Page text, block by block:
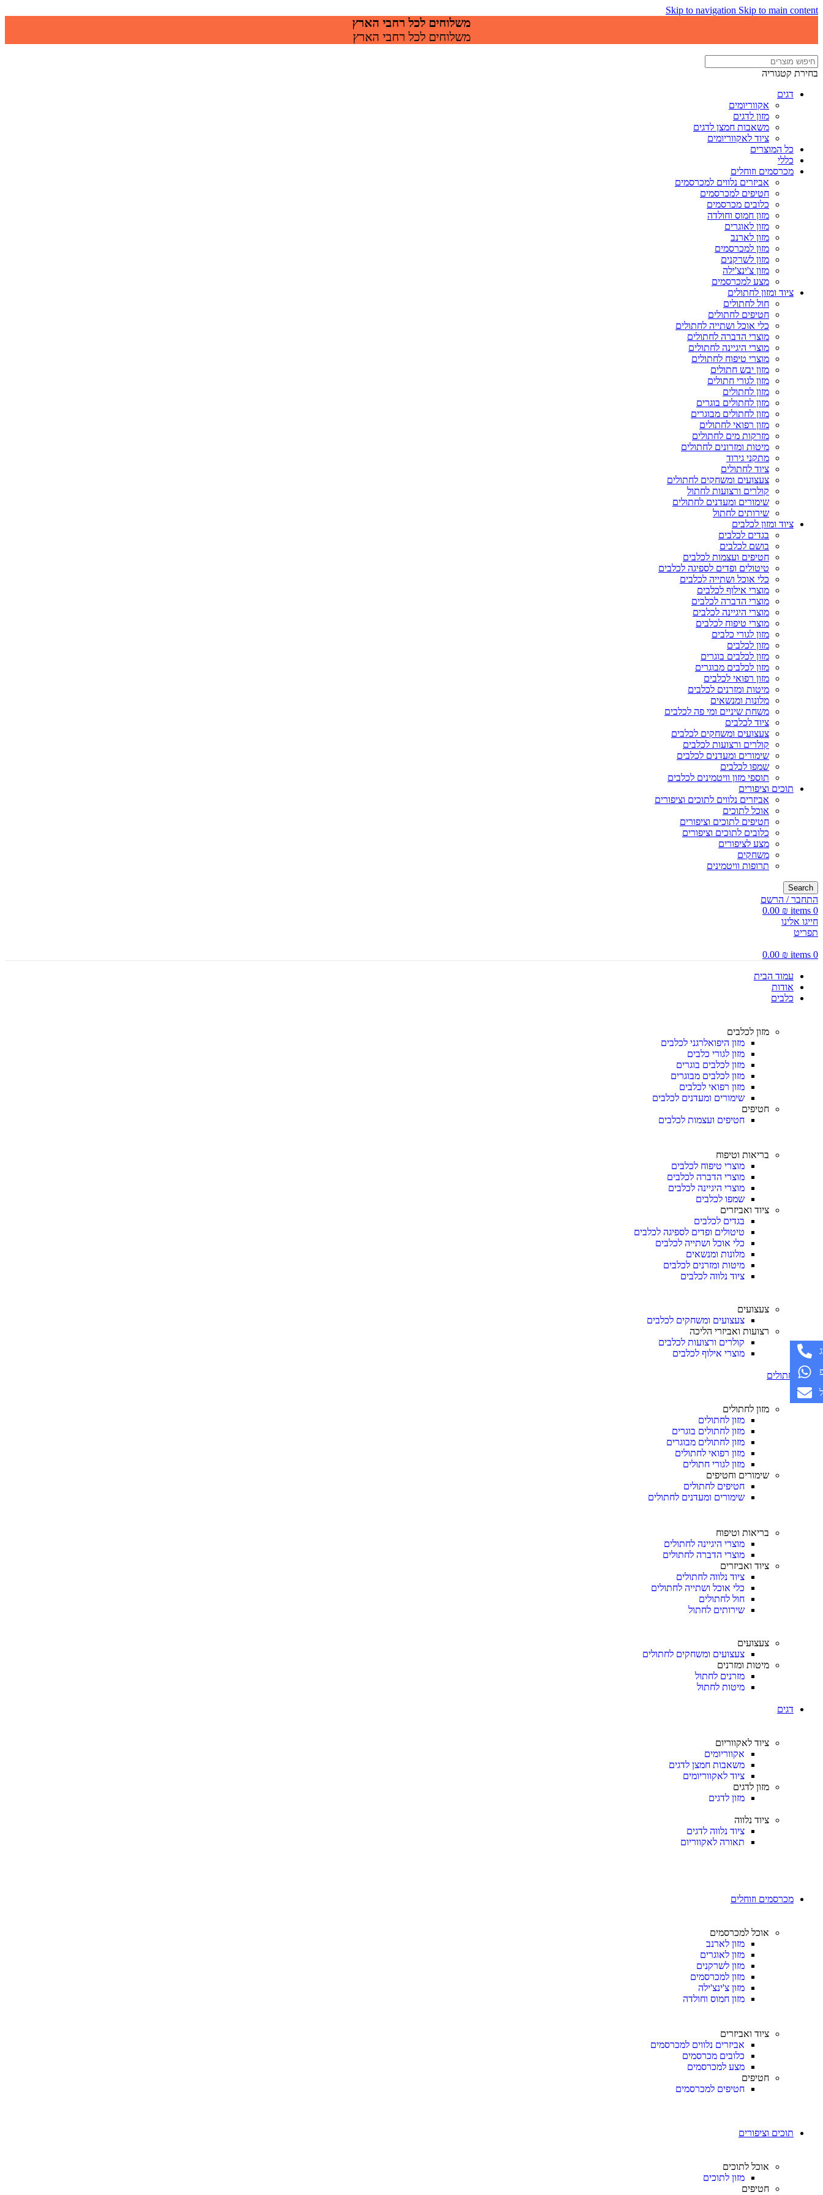
Skip to navigation Skip to main content
משלוחים לכל רחבי הארץ
משלוחים לכל רחבי הארץ
בחירת קטגוריה
דגים
אקווריומים
מזון לדגים
משאבות חמצן לדגים
ציוד לאקווריומים
כל המוצרים
כללי
מכרסמים וזוחלים
אביזרים נלווים למכרסמים
חטיפים למכרסמים
כלובים מכרסמים
מזון חמוס וחולדה
מזון לאוגרים
מזון לארנב
מזון למכרסמים
מזון לשרקנים
מזון צ'ינצ'ילה
מצע למכרסמים
ציוד ומזון לחתולים
חול לחתולים
חטיפים לחתולים
כלי אוכל ושתייה לחתולים
מוצרי הדברה לחתולים
מוצרי היגיינה לחתולים
מוצרי טיפוח לחתולים
מזון יבש חתולים
מזון לגורי חתולים
מזון לחתולים
מזון לחתולים בוגרים
מזון לחתולים מבוגרים
מזון רפואי לחתולים
מזרקות מים לחתולים
מיטות ומזרונים לחתולים
מתקני גירוד
ציוד לחתולים
צעצועים ומשחקים לחתולים
קולרים ורצועות לחתול
שימורים ומעדנים לחתולים
שירותים לחתול
ציוד ומזון לכלבים
בגדים לכלבים
בושם לכלבים
חטיפים ועצמות לכלבים
טיטולים ופדים לספיגה לכלבים
כלי אוכל ושתייה לכלבים
מוצרי אילוף לכלבים
מוצרי הדברה לכלבים
מוצרי היגיינה לכלבים
מוצרי טיפוח לכלבים
מזון לגורי כלבים
מזון לכלבים
מזון לכלבים בוגרים
מזון לכלבים מבוגרים
מזון רפואי לכלבים
מיטות ומזרנים לכלבים
מלונות ומנשאים
משחת שיניים ומי פה לכלבים
ציוד לכלבים
צעצועים ומשחקים לכלבים
קולרים ורצועות לכלבים
שימורים ומעדנים לכלבים
שמפו לכלבים
תוספי מזון וויטמינים לכלבים
תוכים וציפורים
אביזרים נלווים לתוכים וציפורים
אוכל לתוכים
חטיפים לתוכים וציפורים
כלובים לתוכים וציפורים
מצע לציפורים
משחקים
תרופות וויטמינים
Search
התחבר / הרשם
0
items
0.00 ₪
חייגו אלינו
תפריט
0
items
0.00 ₪
עמוד הבית
אודות
כלבים
מזון לכלבים
מזון היפואלרגני לכלבים
מזון לגורי כלבים
מזון לכלבים בוגרים
מזון לכלבים מבוגרים
מזון רפואי לכלבים
שימורים ומעדנים לכלבים
חטיפים
חטיפים ועצמות לכלבים
בריאות וטיפוח
מוצרי טיפוח לכלבים
מוצרי הדברה לכלבים
מוצרי היגיינה לכלבים
שמפו לכלבים
ציוד ואביזרים
בגדים לכלבים
טיטולים ופדים לספיגה לכלבים
כלי אוכל ושתייה לכלבים
מלונות ומנשאים
מיטות ומזרנים לכלבים
ציוד נלווה לכלבים
צעצועים
צעצועים ומשחקים לכלבים
רצועות ואביזרי הליכה
קולרים ורצועות לכלבים
מוצרי אילוף לכלבים
חתולים
מזון לחתולים
מזון לחתולים
מזון לחתולים בוגרים
מזון לחתולים מבוגרים
מזון רפואי לחתולים
מזון לגורי חתולים
שימורים וחטיפים
חטיפים לחתולים
שימורים ומעדנים לחתולים
בריאות וטיפוח
מוצרי היגיינה לחתולים
מוצרי הדברה לחתולים
ציוד ואביזרים
ציוד נלווה לחתולים
כלי אוכל ושתייה לחתולים
חול לחתולים
שירותים לחתול
צעצועים
צעצועים ומשחקים לחתולים
מיטות ומזרנים
מזרנים לחתול
מיטות לחתול
דגים
ציוד לאקווריום
אקווריומים
משאבות חמצן לדגים
ציוד לאקווריומים
מזון לדגים
מזון לדגים
ציוד נלווה
ציוד נלווה לדגים
תאורה לאקווריום
מכרסמים וזוחלים
אוכל למכרסמים
מזון לארנב
מזון לאוגרים
מזון לשרקנים
מזון למכרסמים
מזון צ'ינצ'ילה
מזון חמוס וחולדה
ציוד ואביזרים
אביזרים נלווים למכרסמים
כלובים מכרסמים
מצע למכרסמים
חטיפים
חטיפים למכרסמים
תוכים וציפורים
אוכל לתוכים
מזון לתוכים
חטיפים